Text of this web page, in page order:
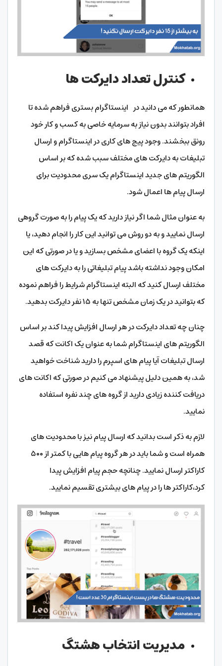
کنترل تعداد دایرکت ها
همانطور که می دانید در اینستاگرام بستری فراهم شده تا
افراد بتوانند بدون نیاز به سرمایه خاصی به کسب و کار خود
رونق ببخشند. وجود پیج های کاری در اینستاگرام و ارسال
تبلیغات به دایرکت های مختلف سبب شده که بر اساس
الگوریتم های جدید اینستاگرام یک سری محدودیت برای
ارسال پیام ها اعمال شود.
به عنوان مثال شما اگر نیاز دارید که یک پیام را به صورت گروهی
ارسال نمایید و به دو روش می توانید این کار را انجام دهید، یا
اینکه یک گروه با اعضای مشخص بسازید و یا در صورتی که این
امکان وجود نداشته باشد پیام تبلیغاتی را به دایرکت های
مختلف ارسال کنید که البته اینستاگرام شرایط را فراهم نموده
که بتوانید در یک زمان مشخص تنها به ۱۵ نفر دایرکت بدهید.
چنان چه تعداد دایرکت در هر ارسال افزایش پیدا کند بر اساس
الگوریتم های اینستاگرام شما به عنوان یک اکانت که قصد
ارسال تبلیغات آیا پیام های اسپرم را دارید شناخت خواهید
شد، به همین دلیل پیشنهاد می کنیم در صورتی که اکانت های
دریافت کننده زیادی دارید از گروه های چند نفره استفاده
نمایید.
لازم به ذکر است بدانید که ارسال پیام نیز با محدودیت های
همراه است و شما باید در هر گروه پیام هایی با کمتر از ۵۰۰
کاراکتر ارسال نمایید. چنانچه حجم پیام افزایش پیدا
کرد،کاراکتر ها را در پیام های بیشتری تقسیم نمایید.
مدیریت انتخاب هشتگ